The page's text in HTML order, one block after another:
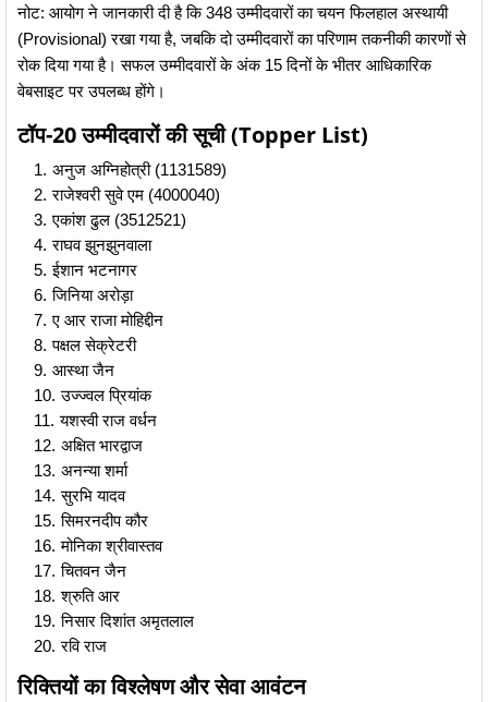
नोट: आयोग ने जानकारी दी है कि 348 उम्मीदवारों का चयन फिलहाल अस्थायी
(Provisional) रखा गया है, जबकि दो उम्मीदवारों का परिणाम तकनीकी कारणों से
रोक दिया गया है। सफल उम्मीदवारों के अंक 15 दिनों के भीतर आधिकारिक
वेबसाइट पर उपलब्ध होंगे।
टॉप-20 उम्मीदवारों की सूची (Topper List)
अनुज अग्निहोत्री (1131589)
राजेश्वरी सुवे एम (4000040)
एकांश ढुल (3512521)
राघव झुनझुनवाला
ईशान भटनागर
जिनिया अरोड़ा
ए आर राजा मोहिद्दीन
पक्षल सेक्रेटरी
आस्था जैन
उज्ज्वल प्रियांक
यशस्वी राज वर्धन
अक्षित भारद्वाज
अनन्या शर्मा
सुरभि यादव
सिमरनदीप कौर
मोनिका श्रीवास्तव
चितवन जैन
श्रुति आर
निसार दिशांत अमृतलाल
रवि राज
रिक्तियों का विश्लेषण और सेवा आवंटन